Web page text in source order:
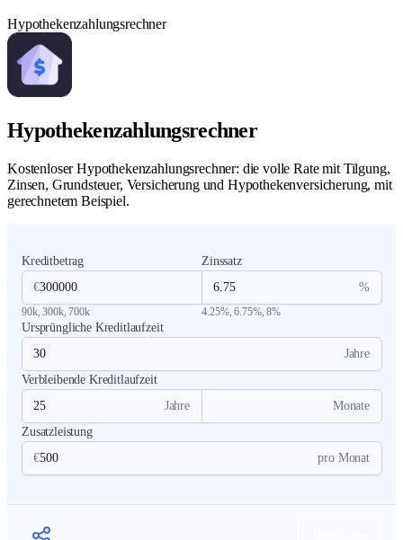
Hypothekenzahlungsrechner
Hypothekenzahlungsrechner
Kostenloser Hypothekenzahlungsrechner: die volle Rate mit Tilgung,
Zinsen, Grundsteuer, Versicherung und Hypothekenversicherung, mit
gerechnetem Beispiel.
Kreditbetrag
€
90k, 300k, 700k
Zinssatz
%
4.25%, 6.75%, 8%
Ursprüngliche Kreditlaufzeit
Jahre
Verbleibende Kreditlaufzeit
Jahre
Monate
Zusatzleistung
€
pro Monat